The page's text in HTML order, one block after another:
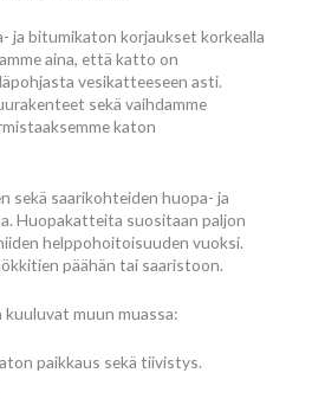
ja bitumikaton korjaukset korkealla
aina, että katto on
vesikatteeseen asti.
sekä vaihdamme
katon
sekä saarikohteiden huopa- ja
Huopakatteita suositaan paljon
helppohoitoisuuden vuoksi.
päähän tai saaristoon.
kuuluvat muun muassa:
paikkaus sekä tiivistys.